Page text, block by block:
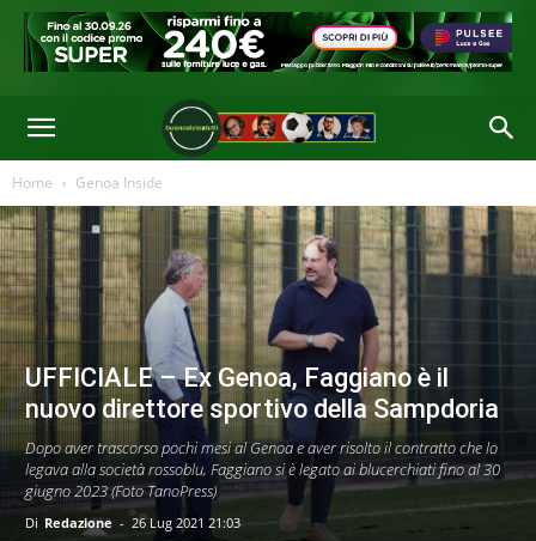
Home Genoa Inside
UFFICIALE – Ex Genoa, Faggiano è il
nuovo direttore sportivo della Sampdoria
Dopo aver trascorso pochi mesi al Genoa e aver risolto il contratto che lo
legava alla società rossoblu, Faggiano si è legato ai blucerchiati fino al 30
giugno 2023 (Foto TanoPress)
Di Redazione - 26 Lug 2021 21:03